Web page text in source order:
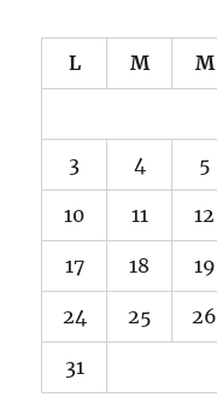
L M M
3 4 5
10 11 12
17 18 19
24 25 26
31